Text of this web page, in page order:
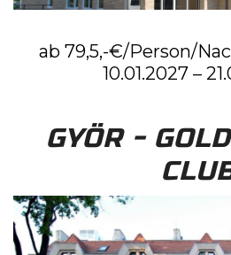
ab 79,5,-€/Person/
10.01.2027 –
GYÖR -